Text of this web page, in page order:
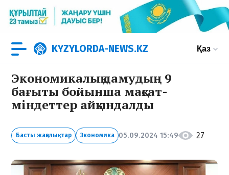
KYZYLORDA-NEWS.KZ Қаз
Экономикалық дамудың 9
бағыты бойынша мақсат-
міндеттер айқындалды
Басты жаңалықтар Экономика 05.09.2024 15:49 27